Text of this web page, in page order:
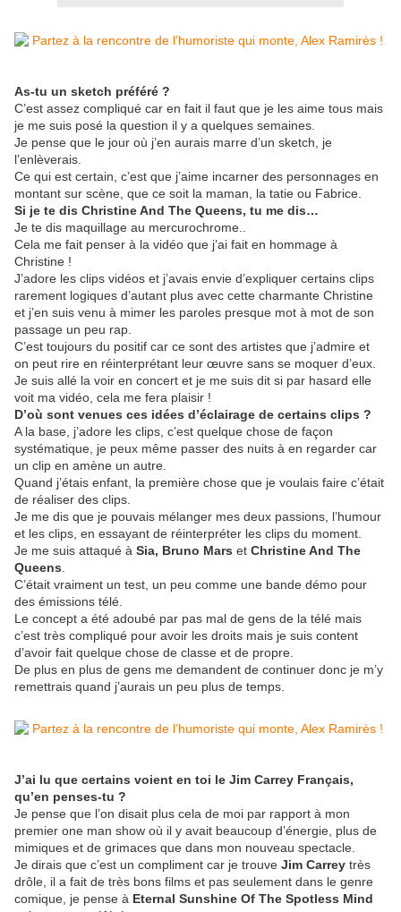
As-tu un sketch préféré ?
C’est assez compliqué car en fait il faut que je les aime tous mais
je me suis posé la question il y a quelques semaines.
Je pense que le jour où j’en aurais marre d’un sketch, je
l’enlèverais.
Ce qui est certain, c’est que j’aime incarner des personnages en
montant sur scène, que ce soit la maman, la tatie ou Fabrice.
Si je te dis Christine And The Queens, tu me dis…
Je te dis maquillage au mercurochrome..
Cela me fait penser à la vidéo que j’ai fait en hommage à
Christine !
J’adore les clips vidéos et j’avais envie d’expliquer certains clips
rarement logiques d’autant plus avec cette charmante Christine
et j’en suis venu à mimer les paroles presque mot à mot de son
passage un peu rap.
C’est toujours du positif car ce sont des artistes que j’admire et
on peut rire en réinterprétant leur œuvre sans se moquer d’eux.
Je suis allé la voir en concert et je me suis dit si par hasard elle
voit ma vidéo, cela me fera plaisir !
D’où sont venues ces idées d’éclairage de certains clips ?
A la base, j’adore les clips, c’est quelque chose de façon
systématique, je peux même passer des nuits à en regarder car
un clip en amène un autre.
Quand j’étais enfant, la première chose que je voulais faire c’était
de réaliser des clips.
Je me dis que je pouvais mélanger mes deux passions, l’humour
et les clips, en essayant de réinterpréter les clips du moment.
Je me suis attaqué à Sia, Bruno Mars et Christine And The
Queens
C’était vraiment un test, un peu comme une bande démo pour
des émissions télé.
Le concept a été adoubé par pas mal de gens de la télé mais
c’est très compliqué pour avoir les droits mais je suis content
d’avoir fait quelque chose de classe et de propre.
De plus en plus de gens me demandent de continuer donc je m’y
remettrais quand j’aurais un peu plus de temps.
J’ai lu que certains voient en toi le Jim Carrey Français,
qu’en penses-tu ?
Je pense que l’on disait plus cela de moi par rapport à mon
premier one man show où il y avait beaucoup d’énergie, plus de
mimiques et de grimaces que dans mon nouveau spectacle.
Je dirais que c’est un compliment car je trouve Jim Carrey très
drôle, il a fait de très bons films et pas seulement dans le genre
comique, je pense à Eternal Sunshine Of The Spotless Mind